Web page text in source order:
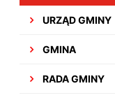
URZĄD GMINY
GMINA
RADA GMINY